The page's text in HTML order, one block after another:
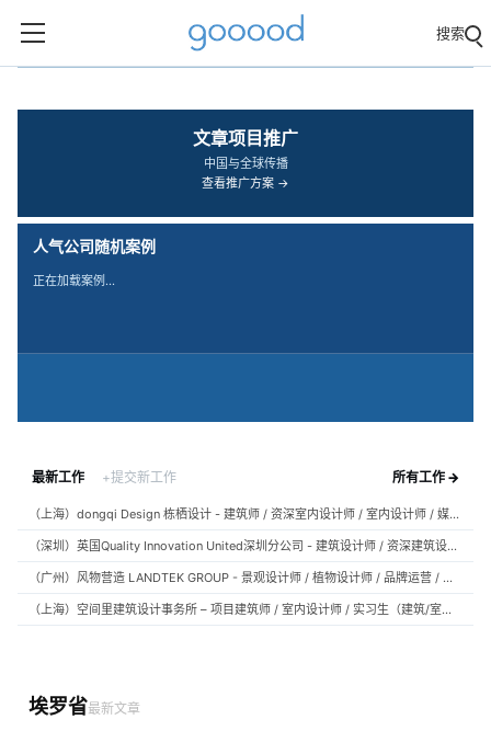
搜索
文章项目推广
中国与全球传播
查看推广方案 →
人气公司随机案例
正在加载案例…
最新工作 +提交新工作 所有工作 →
（上海）dongqi Design 栋栖设计 - 建筑师 / 资深室内设计师 / 室内设计师 / 媒体及公共关系主管 / 设计实习生（常年招聘）
（深圳）英国Quality Innovation United深圳分公司 - 建筑设计师 / 资深建筑设计师 / 室内设计师 / 设计实习生
（广州）风物营造 LANDTEK GROUP - 景观设计师 / 植物设计师 / 品牌运营 / 实习生
（上海）空间里建筑设计事务所 – 项目建筑师 / 室内设计师 / 实习生（建筑/室内）
埃罗省最新文章